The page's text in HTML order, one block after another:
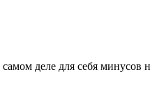
деле для себя минусов